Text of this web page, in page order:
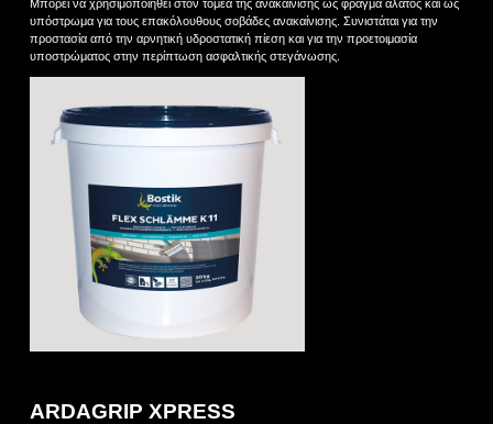
Μπορεί να χρησιμοποιηθεί στον τομέα της ανακαίνισης ως φράγμα άλατος και ως
υπόστρωμα για τους επακόλουθους σοβάδες ανακαίνισης. Συνιστάται για την
προστασία από την αρνητική υδροστατική πίεση και για την προετοιμασία
υποστρώματος στην περίπτωση ασφαλτικής στεγάνωσης.
ARDAGRIP XPRESS